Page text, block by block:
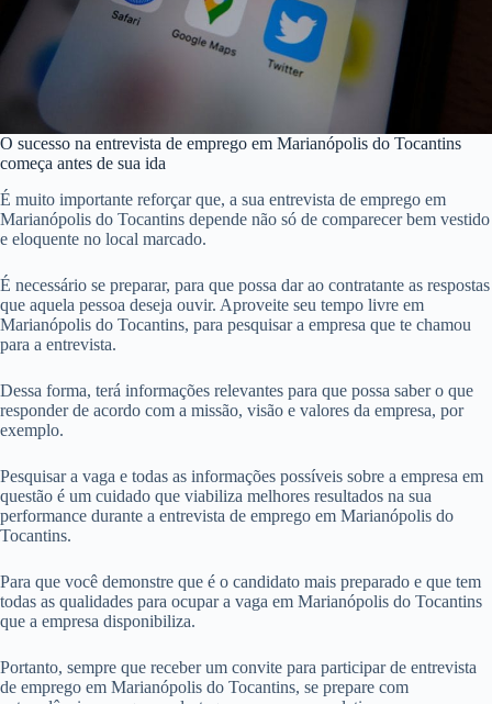
O sucesso na entrevista de emprego em Marianópolis do Tocantins
começa antes de sua ida
É muito importante reforçar que, a sua entrevista de emprego em
Marianópolis do Tocantins depende não só de comparecer bem vestido
e eloquente no local marcado.
É necessário se preparar, para que possa dar ao contratante as respostas
que aquela pessoa deseja ouvir. Aproveite seu tempo livre em
Marianópolis do Tocantins, para pesquisar a empresa que te chamou
para a entrevista.
Dessa forma, terá informações relevantes para que possa saber o que
responder de acordo com a missão, visão e valores da empresa, por
exemplo.
Pesquisar a vaga e todas as informações possíveis sobre a empresa em
questão é um cuidado que viabiliza melhores resultados na sua
performance durante a entrevista de emprego em Marianópolis do
Tocantins.
Para que você demonstre que é o candidato mais preparado e que tem
todas as qualidades para ocupar a vaga em Marianópolis do Tocantins
que a empresa disponibiliza.
Portanto, sempre que receber um convite para participar de entrevista
de emprego em Marianópolis do Tocantins, se prepare com